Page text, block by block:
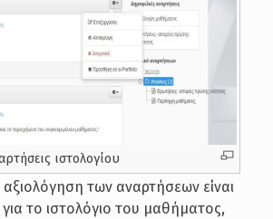
ιστολογίου
των αναρτήσεων είναι
το ιστολόγιο του μαθήματος,